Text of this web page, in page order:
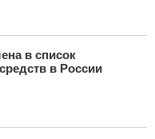
в список
в России